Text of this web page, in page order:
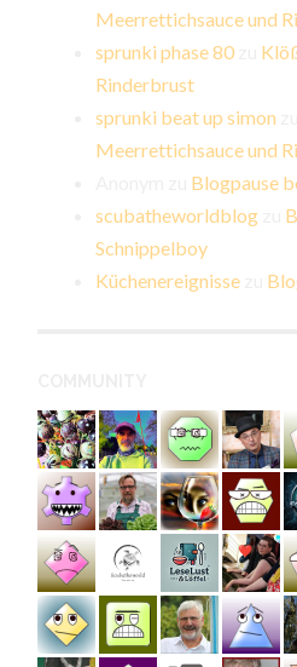
Meerrettichsauce und
sprunki phase 80
Rinderbrust
sprunki beat up simon
Meerrettichsauce und
Blogpause
scubatheworldblog
Schnippelboy
Küchenereignisse